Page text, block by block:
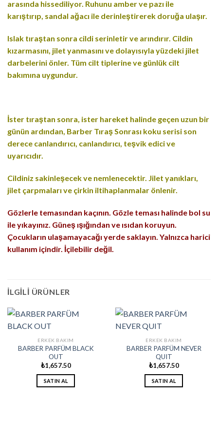
arasında hissediliyor. Ruhunu amber ve pazı ile
karıştırıp, sandal ağacı ile derinleştirerek doruğa ulaşır.
Islak tıraştan sonra cildi serinletir ve arındırır. Cildin
kızarmasını, jilet yanmasını ve dolayısıyla yüzdeki jilet
darbelerini önler. Tüm cilt tiplerine ve günlük cilt
bakımına uygundur.
İster tıraştan sonra, ister hareket halinde geçen uzun bir
günün ardından, Barber Tıraş Sonrası koku serisi son
derece canlandırıcı, canlandırıcı, teşvik edici ve
uyarıcıdır.
Cildiniz sakinleşecek ve nemlenecektir. Jilet yanıkları,
jilet çarpmaları ve çirkin iltihaplanmalar önlenir.
Gözlerle temasından kaçının. Gözle teması halinde bol su
ile yıkayınız. Güneş ışığından ve ısıdan koruyun.
Çocukların ulaşamayacağı yerde saklayın. Yalnızca harici
kullanım içindir. İçilebilir değil.
İLGILI ÜRÜNLER
ERKEK BAKIM
BARBER PARFÜM BLACK
OUT
₺1,657.50
SATIN AL
ERKEK BAKIM
BARBER PARFÜM NEVER
QUIT
₺1,657.50
SATIN AL